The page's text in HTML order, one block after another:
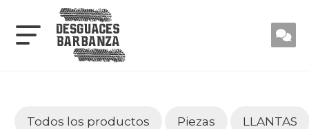
Todos los productos Piezas LLANTAS